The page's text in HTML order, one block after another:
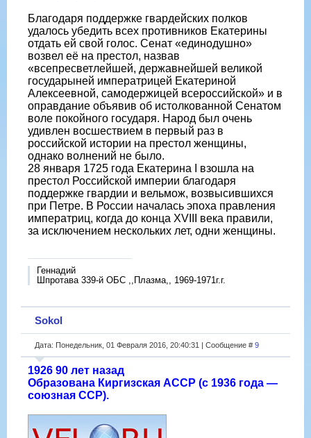
Благодаря поддержке гвардейских полков
удалось убедить всех противников Екатерины
отдать ей свой голос. Сенат «единодушно»
возвел её на престол, назвав
«всепресветлейшей, державнейшей великой
государыней императрицей Екатериной
Алексеевной, самодержицей всероссийской» и в
оправдание объявив об истолкованной Сенатом
воле покойного государя. Народ был очень
удивлен восшествием в первый раз в
российской истории на престол женщины,
однако волнений не было.
28 января 1725 года Екатерина I взошла на
престол Российской империи благодаря
поддержке гвардии и вельмож, возвысившихся
при Петре. В России началась эпоха правления
императриц, когда до конца XVIII века правили,
за исключением нескольких лет, одни женщины.
Геннадий
Шпротава 339-й ОБС ,,Плазма,, 1969-1971г.г.
Sokol
Дата: Понедельник, 01 Февраля 2016, 20:40:31 | Сообщение # 9
1926 90 лет назад
Образована Киргизская АССР (с 1936 года —
союзная ССР).